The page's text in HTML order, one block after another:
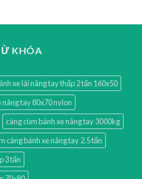
KHÓA
xe lái nâng tay thấp 2 tấn 160x50
nâng tay 80x70 nylon
càng cùm bánh xe nâng tay 3000kg
càng bánh xe nâng tay 2.5 tấn
3 tấn